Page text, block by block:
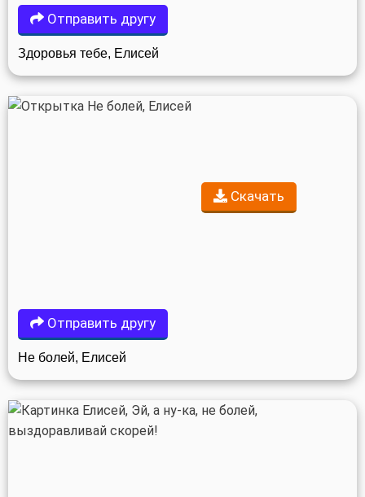
Отправить другу
Здоровья тебе, Елисей
Скачать
Отправить другу
Не болей, Елисей